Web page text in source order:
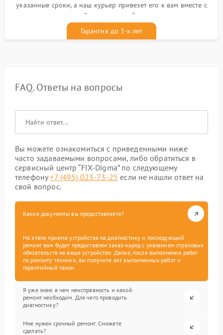
указанные сроки, а наш курьер привезет его к вам вместе с
гарантийным талоном бесплатно
Гарантия до 3-х лет
FAQ. Ответы на вопросы
Вы можете ознакомиться с приведенными ниже
часто задаваемыми вопросами, либо обратиться в
сервисный центр “FIX-Digma” по следующему
телефону+7 (495) 023-73-25 если не нашли ответ на
свой вопрос.
Какие документы вы предоставляете?
На этапе приема устройства на диагностику и последующий
ремонт вам будет предоставлен заказ-наряд с указанием страховых
обязательств на ваше устройство. Далее, после выполнения работ
по ремонту техники, вы получите акт выполненных работ и
гарантийный талон.
Я уже знаю в чем неисправность и какой
ремонт необходим. Для чего проводить
диагностику?
Мне нужен срочный ремонт. Сможете
сделать?